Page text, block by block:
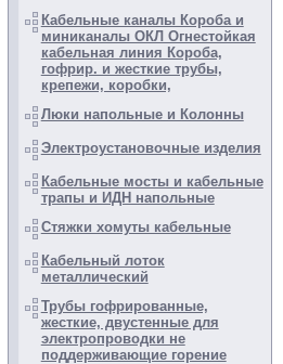
Кабельные каналы Короба и
миниканалы ОКЛ Огнестойкая
кабельная линия Короба,
гофрир. и жесткие трубы,
крепежи, коробки,
Люки напольные и Колонны
Электроустановочные изделия
Кабельные мосты и кабельные
трапы и ИДН напольные
Стяжки хомуты кабельные
Кабельный лоток
металлический
Трубы гофрированные,
жесткие, двустенные для
электропроводки не
поддерживающие горение